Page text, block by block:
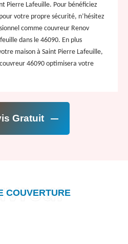
Pierre Lafeuille. Pour bénéficiez
votre propre sécurité, n’hésitez
comme couvreur Renov
dans le 46090. En plus
maison à Saint Pierre Lafeuille,
46090 optimisera votre
Gratuit
COUVERTURE